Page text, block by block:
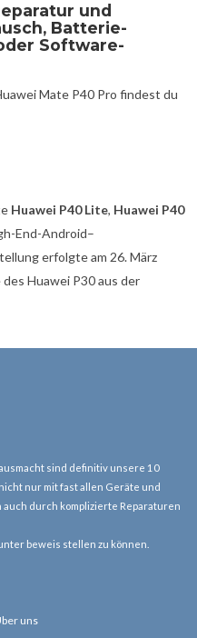
und
Batterie-
Software-
Mate P40 Pro findest du
Huawei P40 Lite, Huawei P40
End-Android–
erfolgte am 26. März
Huawei P30 aus der
sind definitiv unsere 10
nur mit fast allen Geräte und
durch komplizierte Reparaturen
beweis stellen zu können.
uns